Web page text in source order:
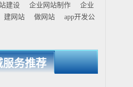
建设 企业网站制作
企业
建网站 做网站
app开发公
服务推荐